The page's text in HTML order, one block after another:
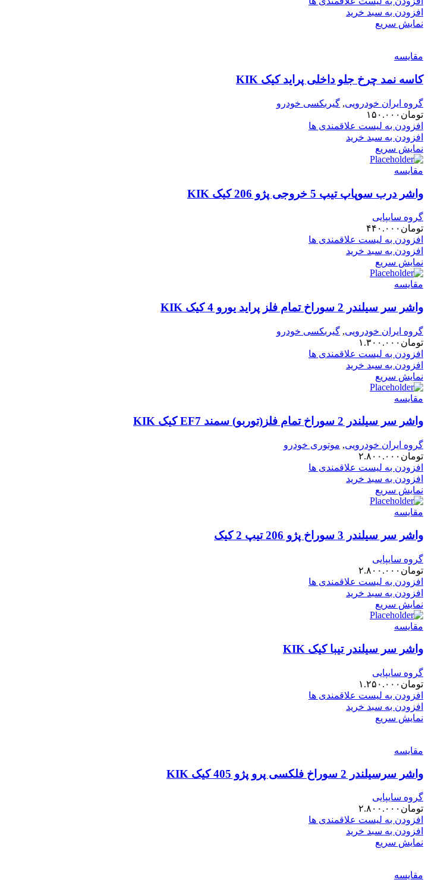
افزودن به سبد خرید
نمایش سریع
مقایسه
کاسه نمد چرخ جلو داخلی پراید کیک KIK
گروه ایران خودرویی, گیربکسی خودرو
تومان ۱۵۰.۰۰۰
افزودن به لیست علاقمندی ها
افزودن به سبد خرید
نمایش سریع
مقایسه
واشر درب سوپاپ تیپ 5 خروجی پژو 206 کیک KIK
گروه سایپایی
تومان ۴۴۰.۰۰۰
افزودن به لیست علاقمندی ها
افزودن به سبد خرید
نمایش سریع
مقایسه
واشر سر سیلندر 2 سوراخ تمام فلز پراید یورو 4 کیک KIK
گروه ایران خودرویی, گیربکسی خودرو
تومان ۱.۳۰۰.۰۰۰
افزودن به لیست علاقمندی ها
افزودن به سبد خرید
نمایش سریع
مقایسه
واشر سر سیلندر 2 سوراخ تمام فلز(توربو) سمند EF7 کیک KIK
گروه ایران خودرویی, موتوری خودرو
تومان ۲.۸۰۰.۰۰۰
افزودن به لیست علاقمندی ها
افزودن به سبد خرید
نمایش سریع
مقایسه
واشر سر سیلندر 3 سوراخ پژو 206 تیپ 2 کیک
گروه سایپایی
تومان ۲.۸۰۰.۰۰۰
افزودن به لیست علاقمندی ها
افزودن به سبد خرید
نمایش سریع
مقایسه
واشر سر سیلندر تیبا کیک KIK
گروه سایپایی
تومان ۱.۲۵۰.۰۰۰
افزودن به لیست علاقمندی ها
افزودن به سبد خرید
نمایش سریع
مقایسه
واشر سرسیلندر 2 سوراخ فلکسی پرو پژو 405 کیک KIK
گروه سایپایی
تومان ۲.۸۰۰.۰۰۰
افزودن به لیست علاقمندی ها
افزودن به سبد خرید
نمایش سریع
مقایسه